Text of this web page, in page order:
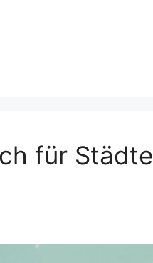
für Städte